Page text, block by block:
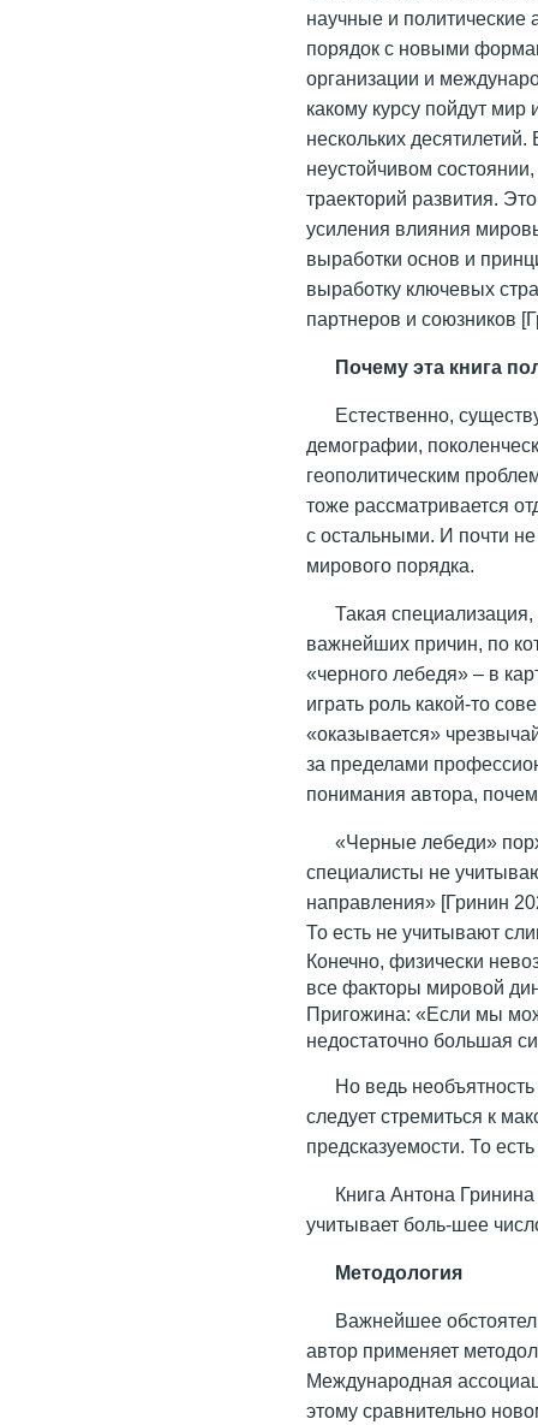
научные и
порядок с новыми
организации и
какому курсу пойдут
нескольких
неустойчивом
траекторий развития.
усиления влияния
выработки основ и
выработку ключевых
партнеров и союзников
Почему эта книга
Естественно,
демографии,
геополитическим
тоже рассматривается
с остальными. И почти
мирового порядка.
Такая
важнейших причин, по
«черного лебедя» – в
играть роль какой-то
«оказывается»
за пределами
понимания автора,
«Черные лебеди»
специалисты не
направления» [Гринин
То есть не учитывают
Конечно, физически
все факторы мировой
Пригожина: «Если мы
недостаточно большая
Но ведь
следует стремиться к
предсказуемости. То
Книга Антона
учитывает боль-шее
Методология
Важнейшее
автор применяет
Международная
этому сравнительно